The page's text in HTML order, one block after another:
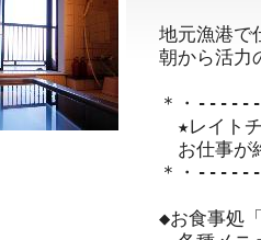
地元漁港で
朝から活力
＊・
★レイト
お仕事が
＊・
◆お食事処